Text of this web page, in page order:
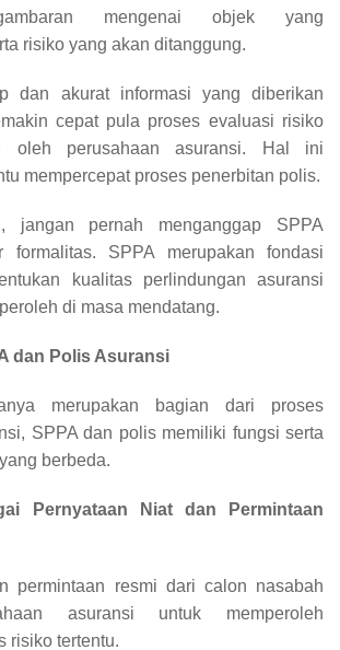
mengenai objek yang
risiko yang akan ditanggung.
dan akurat informasi yang diberikan
cepat pula proses evaluasi risiko
oleh perusahaan asuransi. Hal ini
mempercepat proses penerbitan polis.
jangan pernah menganggap SPPA
formalitas. SPPA merupakan fondasi
kualitas perlindungan asuransi
di masa mendatang.
dan Polis Asuransi
merupakan bagian dari proses
SPPA dan polis memiliki fungsi serta
berbeda.
Pernyataan Niat dan Permintaan
permintaan resmi dari calon nasabah
asuransi untuk memperoleh
risiko tertentu.